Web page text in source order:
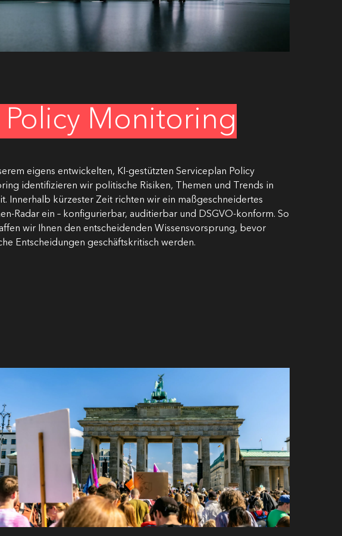
Policy Monitoring
eigens entwickelten, KI-gestützten Serviceplan Policy
identifizieren wir politische Risiken, Themen und Trends in
Innerhalb kürzester Zeit richten wir ein maßgeschneidertes
Radar ein – konfigurierbar, auditierbar und DSGVO-konform. So
wir Ihnen den entscheidenden Wissensvorsprung, bevor
Entscheidungen geschäftskritisch werden.